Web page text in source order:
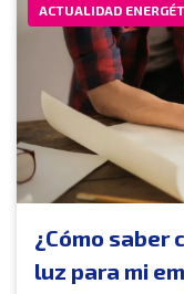
ACTUALIDAD
¿Cómo saber
luz para mi